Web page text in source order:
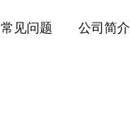
常见问题 公司简介